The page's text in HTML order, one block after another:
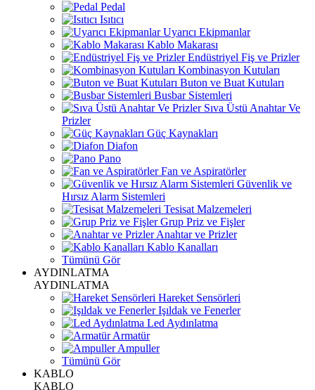
Pedal
Isıtıcı
Uyarıcı Ekipmanlar
Kablo Makarası
Endüstriyel Fiş ve Prizler
Kombinasyon Kutuları
Buton ve Buat Kutuları
Busbar Sistemleri
Sıva Üstü Anahtar Ve
Prizler
Güç Kaynakları
Diafon
Pano
Fan ve Aspiratörler
Güvenlik ve
Hırsız Alarm Sistemleri
Tesisat Malzemeleri
Grup Priz ve Fişler
Anahtar ve Prizler
Kablo Kanalları
Tümünü Gör
AYDINLATMA
AYDINLATMA
Hareket Sensörleri
Işıldak ve Fenerler
Led Aydınlatma
Armatür
Ampuller
Tümünü Gör
KABLO
KABLO